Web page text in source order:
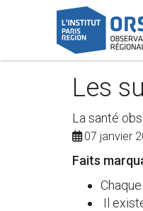
Les
La santé
07 janvier
Faits
Il